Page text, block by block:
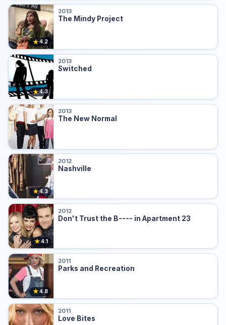
★4.2
2013
The Mindy Project
★4.3
2013
Switched
2013
The New Normal
★4.3
2012
Nashville
★4.1
2012
Don't Trust the B---- in Apartment 23
★4.8
2011
Parks and Recreation
2011
Love Bites